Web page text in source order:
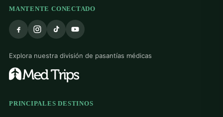
MANTENTE CONECTADO
Explora nuestra división de pasantías médicas
PRINCIPALES DESTINOS